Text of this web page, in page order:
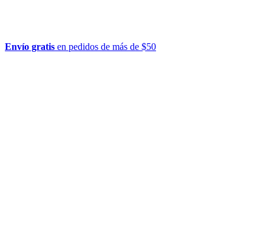
Envío gratis en pedidos de más de $50